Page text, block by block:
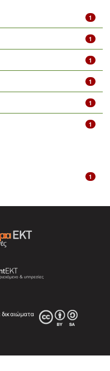
1
1
1
1
1
1
1